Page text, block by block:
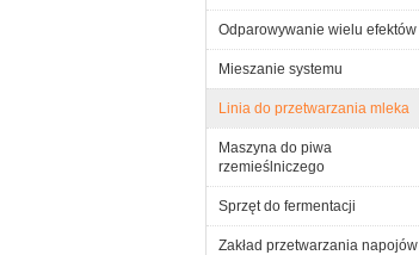
Odparowywanie wielu efektów
Mieszanie systemu
Linia do przetwarzania mleka
Maszyna do piwa
rzemieślniczego
Sprzęt do fermentacji
Zakład przetwarzania napojów